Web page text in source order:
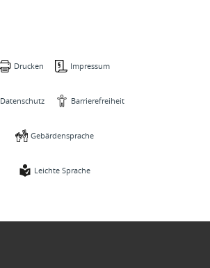
Drucken Impressum
Datenschutz Barrierefreiheit
Gebärdensprache
Leichte Sprache